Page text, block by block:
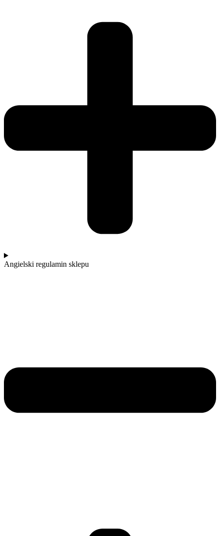
Angielski regulamin sklepu